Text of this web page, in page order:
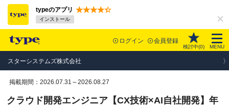
typeのアプリ
インストール
ログイン 会員登録
検討中(0) MENU
スターシステムズ株式会社
掲載期間：2026.07.31～2026.08.27
クラウド開発エンジニア【CX技術×AI自社開発】年